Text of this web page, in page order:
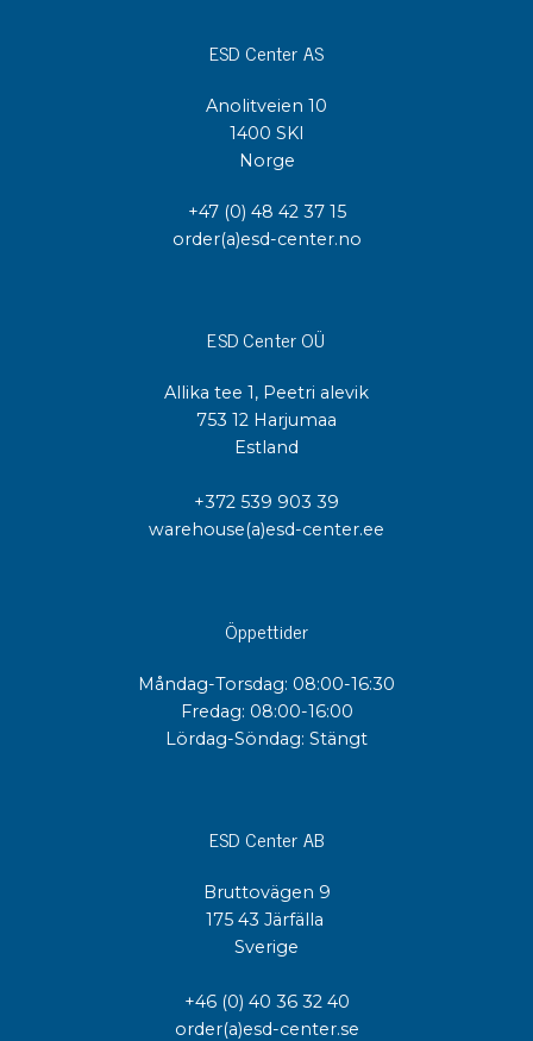
ESD Center AS
Anolitveien 10
1400 SKI
Norge
+47 (0) 48 42 37 15
order(a)esd-center.no
ESD Center OÜ
Allika tee 1, Peetri alevik
753 12 Harjumaa
Estland
+372 539 903 39
warehouse(a)esd-center.ee
Öppettider
Måndag-Torsdag: 08:00-16:30
Fredag: 08:00-16:00
Lördag-Söndag: Stängt
ESD Center AB
Bruttovägen 9
175 43 Järfälla
Sverige
+46 (0) 40 36 32 40
order(a)esd-center.se